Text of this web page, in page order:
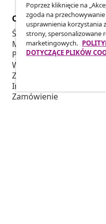
Obsługa Klienta
Śledź swoje zamówienie
Moje konto
Płatność
Wysyłka i Dostawa
Zwrot
Informacje o produkcie
Zamówienie
Poprzez kliknięcie na
zgoda na
usprawnienia korzystania
strony, spersonalizowane
marketingowych.
DOTYCZĄCE PLIKÓW